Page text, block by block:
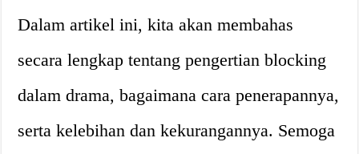
Dalam artikel ini, kita akan membahas
secara lengkap tentang pengertian blocking
dalam drama, bagaimana cara penerapannya,
serta kelebihan dan kekurangannya. Semoga